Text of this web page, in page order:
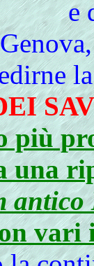
e
più
una
vari